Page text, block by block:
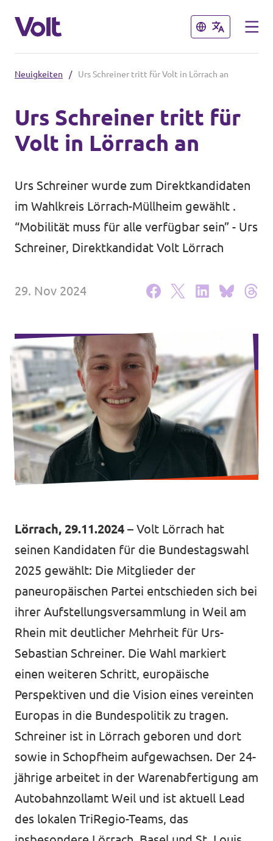
Schließen
Lokale Teams
Website
Volt in deinem Bundesland
Volt Deutschland Merchandise Shop
Schließen
Programm
Über Volt
Menschen
Unsere Events
Mache bei uns mit!
Deine Spende für Volt!
Jobs bei Volt
Transparenz
Datenschutz
Neuigkeiten / Urs Schreiner tritt für Volt in Lörrach an
Urs Schreiner tritt für
Volt in Lörrach an
Urs Schreiner wurde zum Direktkandidaten
im Wahlkreis Lörrach-Müllheim gewählt .
“Mobilität muss für alle verfügbar sein” - Urs
Schreiner, Direktkandidat Volt Lörrach
29. Nov 2024
Lörrach, 29.11.2024 – Volt Lörrach hat
seinen Kandidaten für die Bundestagswahl
2025 gewählt: Die Mitglieder der
paneuropäischen Partei entschieden sich bei
ihrer Aufstellungsversammlung in Weil am
Rhein mit deutlicher Mehrheit für Urs-
Sebastian Schreiner. Die Wahl markiert
einen weiteren Schritt, europäische
Perspektiven und die Vision eines vereinten
Europas in die Bundespolitik zu tragen.
Schreiner ist in Lörrach geboren und dort
sowie in Schopfheim aufgewachsen. Der 24-
jährige arbeitet in der Warenabfertigung am
Autobahnzollamt Weil und ist aktuell Lead
des lokalen TriRegio-Teams, das